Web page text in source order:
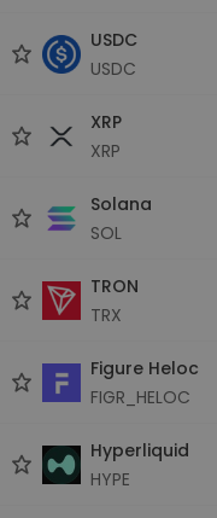
USDC
USDC
XRP
XRP
Solana
SOL
TRON
TRX
Figure Heloc
FIGR_HELOC
Hyperliquid
HYPE